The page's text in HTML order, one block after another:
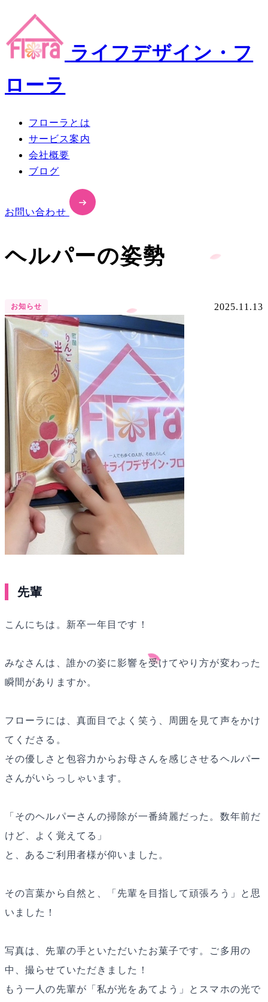
ライフデザイン・フ
ローラ
フローラとは
サービス案内
会社概要
ブログ
お問い合わせ
ヘルパーの姿勢
お知らせ 2025.11.13
先輩
こんにちは。新卒一年目です！
みなさんは、誰かの姿に影響を受けてやり方が変わった
瞬間がありますか。
フローラには、真面目でよく笑う、周囲を見て声をかけ
てくださる。
その優しさと包容力からお母さんを感じさせるヘルパー
さんがいらっしゃいます。
「そのヘルパーさんの掃除が一番綺麗だった。数年前だ
けど、よく覚えてる」
と、あるご利用者様が仰いました。
その言葉から自然と、「先輩を目指して頑張ろう」と思
いました！
写真は、先輩の手といただいたお菓子です。ご多用の
中、撮らせていただきました！
もう一人の先輩が「私が光をあてよう」とスマホの光で